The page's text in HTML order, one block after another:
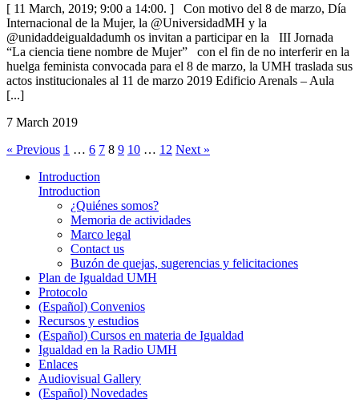
[ 11 March, 2019; 9:00 a 14:00. ] Con motivo del 8 de marzo, Día
Internacional de la Mujer, la @UniversidadMH y la
@unidaddeigualdadumh os invitan a participar en la III Jornada
“La ciencia tiene nombre de Mujer” con el fin de no interferir en la
huelga feminista convocada para el 8 de marzo, la UMH traslada sus
actos institucionales al 11 de marzo 2019 Edificio Arenals – Aula
[...]
7 March 2019
« Previous 1 … 6 7 8 9 10 … 12 Next »
Introduction
Introduction
¿Quiénes somos?
Memoria de actividades
Marco legal
Contact us
Buzón de quejas, sugerencias y felicitaciones
Plan de Igualdad UMH
Protocolo
(Español) Convenios
Recursos y estudios
(Español) Cursos en materia de Igualdad
Igualdad en la Radio UMH
Enlaces
Audiovisual Gallery
(Español) Novedades